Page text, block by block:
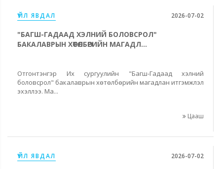
ҮЙЛ ЯВДАЛ 2026-07-02
"БАГШ-ГАДААД ХЭЛНИЙ БОЛОВСРОЛ"
БАКАЛАВРЫН ХӨТӨЛБӨРИЙН МАГАДЛ...
Отгонтэнгэр Их сургуулийн "Багш-Гадаад хэлний
боловсрол" бакалаврын хөтөлбөрийн магадлан итгэмжлэл
эхэллээ. Ма...
Цааш
ҮЙЛ ЯВДАЛ 2026-07-02